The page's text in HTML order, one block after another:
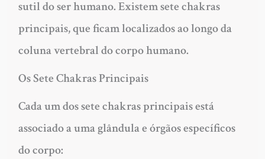
sutil do ser humano. Existem sete chakras
principais, que ficam localizados ao longo da
coluna vertebral do corpo humano.
Os Sete Chakras Principais
Cada um dos sete chakras principais está
associado a uma glândula e órgãos específicos
do corpo: